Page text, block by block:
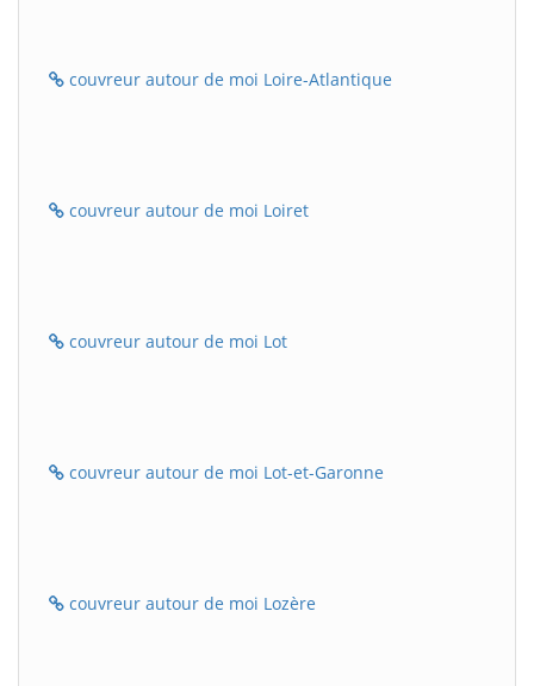
couvreur autour de moi Loire-Atlantique
couvreur autour de moi Loiret
couvreur autour de moi Lot
couvreur autour de moi Lot-et-Garonne
couvreur autour de moi Lozère